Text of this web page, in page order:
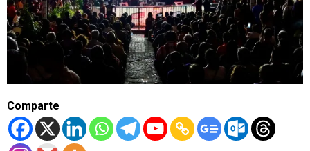
Comparte